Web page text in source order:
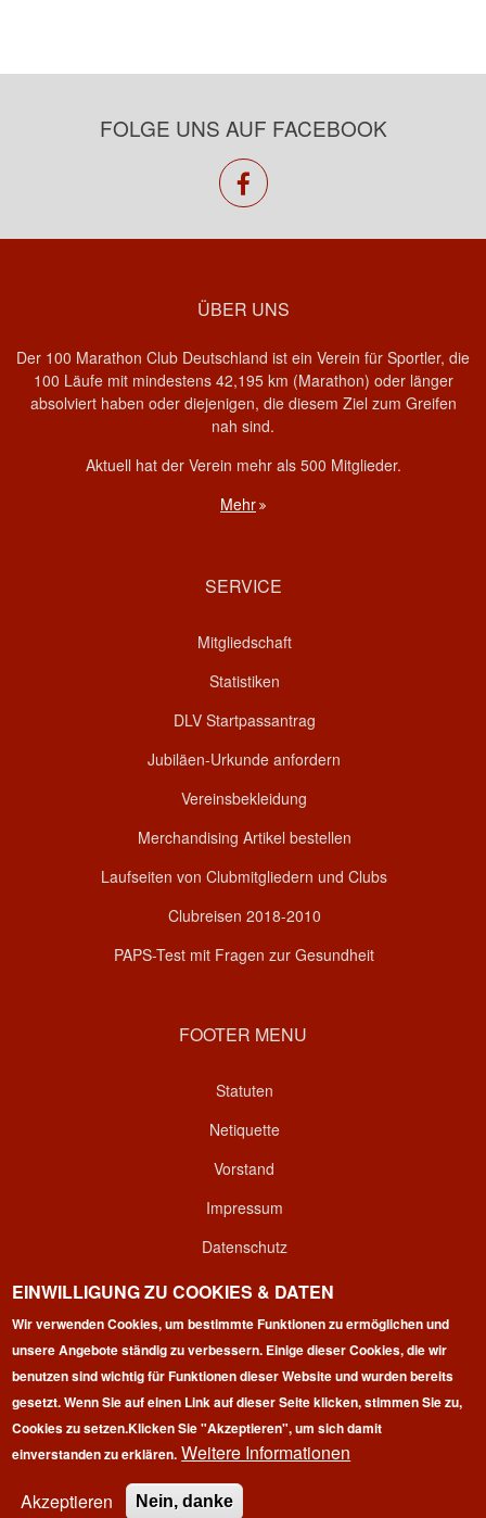
FOLGE UNS AUF FACEBOOK
facebook
ÜBER UNS
Der 100 Marathon Club Deutschland ist ein Verein für Sportler, die
100 Läufe mit mindestens 42,195 km (Marathon) oder länger
absolviert haben oder diejenigen, die diesem Ziel zum Greifen
nah sind.
Aktuell hat der Verein mehr als 500 Mitglieder.
Mehr
SERVICE
Mitgliedschaft
Statistiken
DLV Startpassantrag
Jubiläen-Urkunde anfordern
Vereinsbekleidung
Merchandising Artikel bestellen
Laufseiten von Clubmitgliedern und Clubs
Clubreisen 2018-2010
PAPS-Test mit Fragen zur Gesundheit
FOOTER MENU
Statuten
Netiquette
Vorstand
Impressum
Datenschutz
Kontakt
Login
Copyright © 2026 | 100 Marathon Club Deutschland e.V. | All
rights reserved.
EINWILLIGUNG ZU COOKIES & DATEN
Wir verwenden Cookies, um bestimmte Funktionen zu ermöglichen und
unsere Angebote ständig zu verbessern. Einige dieser Cookies, die wir
benutzen sind wichtig für Funktionen dieser Website und wurden bereits
gesetzt. Wenn Sie auf einen Link auf dieser Seite klicken, stimmen Sie zu,
Cookies zu setzen.Klicken Sie "Akzeptieren", um sich damit
einverstanden zu erklären. Weitere Informationen
Akzeptieren
Nein, danke